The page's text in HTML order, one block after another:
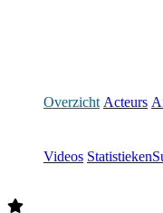
Overzicht Acteurs
Videos Statistieken